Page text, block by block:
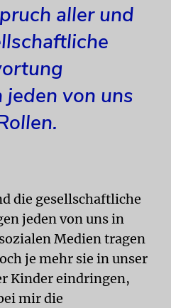
aller und
von uns
die gesellschaftliche
jeden von uns in
Medien tragen
je mehr sie in unser
Kinder eindringen,
mir die